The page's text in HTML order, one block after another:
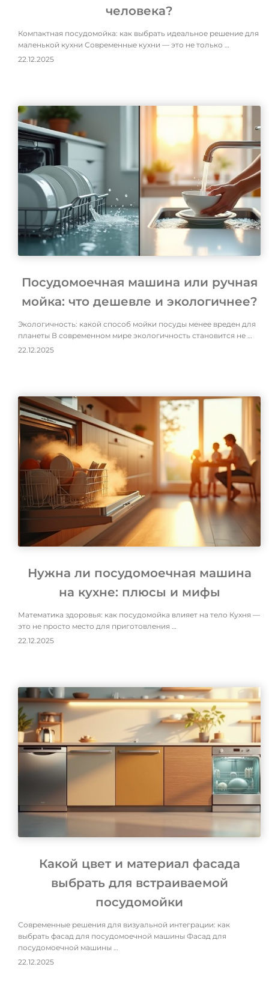
человека?
Компактная посудомойка: как выбрать идеальное решение для
маленькой кухни Современные кухни — это не только …
22.12.2025
Посудомоечная машина или ручная
мойка: что дешевле и экологичнее?
Экологичность: какой способ мойки посуды менее вреден для
планеты В современном мире экологичность становится не …
22.12.2025
Нужна ли посудомоечная машина
на кухне: плюсы и мифы
Математика здоровья: как посудомойка влияет на тело Кухня —
это не просто место для приготовления …
22.12.2025
Какой цвет и материал фасада
выбрать для встраиваемой
посудомойки
Современные решения для визуальной интеграции: как
выбрать фасад для посудомоечной машины Фасад для
посудомоечной машины …
22.12.2025